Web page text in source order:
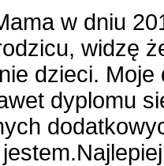
w dniu
widzę
dzieci.
dyplomu